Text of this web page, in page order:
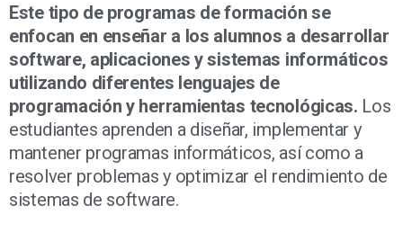
Este tipo de programas de formación se
enfocan en enseñar a los alumnos a desarrollar
software, aplicaciones y sistemas informáticos
utilizando diferentes lenguajes de
programación y herramientas tecnológicas. Los
estudiantes aprenden a diseñar, implementar y
mantener programas informáticos, así como a
resolver problemas y optimizar el rendimiento de
sistemas de software.